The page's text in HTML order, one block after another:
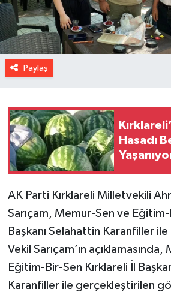
Paylaş
Hasadı
AK Parti Kırklareli Milletvekili
Sarıçam, Memur-Sen ve Eğitim-
Başkanı Selahattin Karanfiller
Vekil Sarıçam’ın
Eğitim-Bir-Sen Kırklareli İl
Karanfiller ile gerçekleştirilen